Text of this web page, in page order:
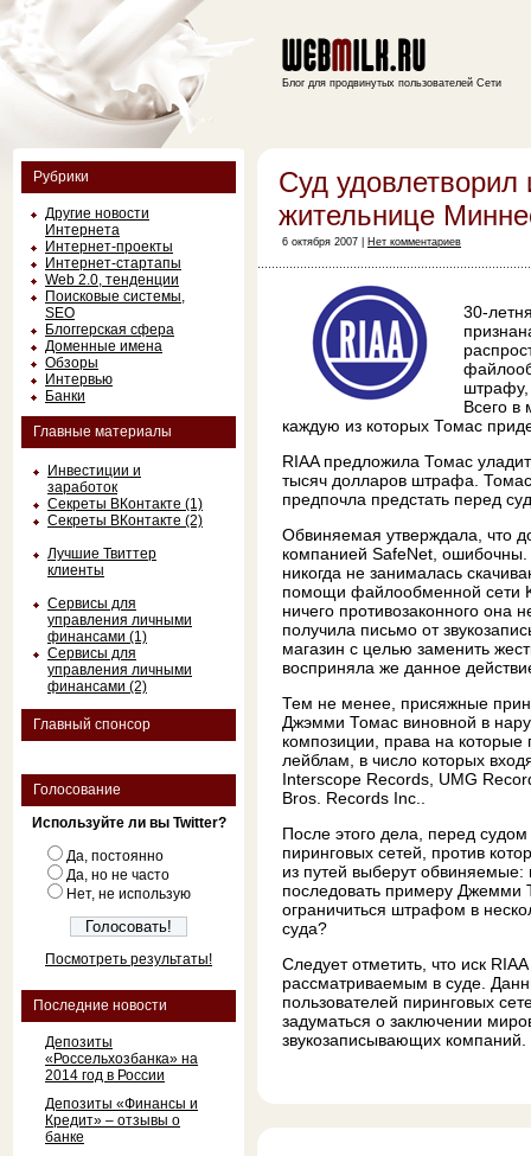
Рубрики
Другие новости
Интернета
Интернет-проекты
Интернет-стартапы
Web 2.0, тенденции
Поисковые системы,
SEO
Блоггерская сфера
Доменные имена
Обзоры
Интервью
Банки
Главные материалы
Инвестиции и
заработок
Секреты ВКонтакте (1)
Секреты ВКонтакте (2)
Лучшие Твиттер
клиенты
Сервисы для
управления личными
финансами (1)
Сервисы для
управления личными
финансами (2)
Главный спонсор
Голосование
Используйте ли вы Twitter?
Да, постоянно
Да, но не часто
Нет, не использую
Посмотреть результаты!
Последние новости
Депозиты
«Россельхозбанка» на
2014 год в России
Депозиты «Финансы и
Кредит» – отзывы о
банке
Блог для продвинутых пользователей Сети
Суд удовлетворил
жительнице
6 октября 2007 | Нет комментариев
30-
штрафу,
Всего в
каждую из которых Томас
RIAA предложила Томас
тысяч долларов штрафа.
предпочла предстать перед
Обвиняемая утверждала, что
компанией SafeNet, ошибочны.
никогда не занималась
помощи файлообменной сети
ничего противозаконного она
получила письмо от
магазин с целью заменить
восприняла же данное
Тем не менее, присяжные
Джэмми Томас виновной в
композиции, права на
лейблам, в число которых
Interscope Records, UMG
Bros. Records Inc..
После этого дела, перед
пиринговых сетей, против
из путей выберут обвиняемые:
последовать примеру Джемми
ограничиться штрафом в
суда?
Следует отметить, что иск
рассматриваемым в суде.
пользователей пиринговых
задуматься о заключении
звукозаписывающих компаний.